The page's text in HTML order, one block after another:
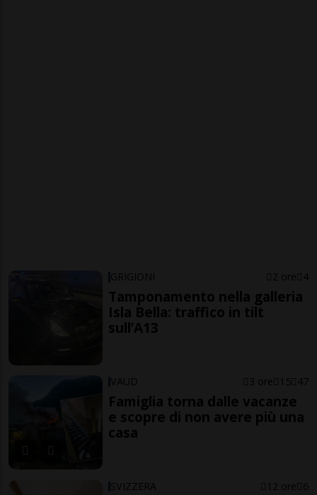
GRIGIONI 2 ore 4
Tamponamento nella galleria
Isla Bella: traffico in tilt
sull’A13
VAUD 3 ore 15 47
Famiglia torna dalle vacanze
e scopre di non avere più una
casa
SVIZZERA 12 ore 6